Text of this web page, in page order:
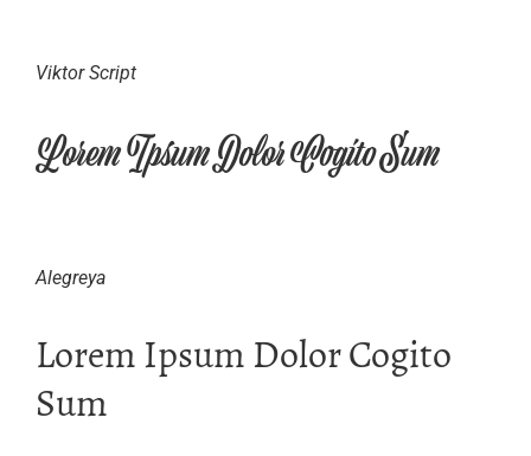
Viktor Script
Lorem Ipsum Dolor Cogito Sum
Alegreya
Lorem Ipsum Dolor Cogito
Sum